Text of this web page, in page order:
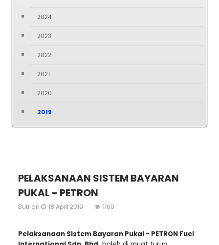
2024
2023
2022
2021
2020
2019
PELAKSANAAN SISTEM BAYARAN
PUKAL - PETRON
Butiran 18 April 2019 1160
Pelaksanaan Sistem Bayaran Pukal - PETRON Fuel